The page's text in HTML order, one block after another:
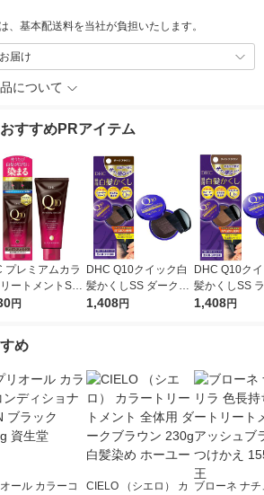
、基本配送料を当社が負担いたします。
届け
について
すすめPRアイテム
プレミアムカラ
ートメントSS
クブラウン 150
ーリング ヘアケア
円
DHC Q10クイック白
髪かくしSS ダークブ
ラウン 白髪染め・白
1,408円
DHC Q10ク
髪かくしSS
ラウン 白髪
1,408円
め
ール カラーコ
CIELO （シエロ） カ
ブローネ ナ